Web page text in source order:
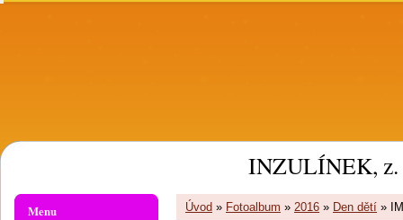
INZULÍNEK, z.
Úvod » Fotoalbum » 2016 » Den dětí »
Menu